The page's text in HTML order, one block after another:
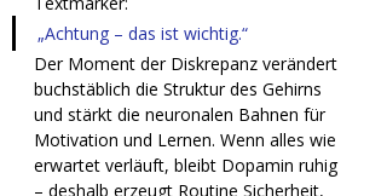
„Achtung – das ist wichtig.“
Der Moment der Diskrepanz verändert
buchstäblich die Struktur des Gehirns
und stärkt die neuronalen Bahnen für
Motivation und Lernen. Wenn alles wie
erwartet verläuft, bleibt Dopamin ruhig
– deshalb erzeugt Routine Sicherheit,